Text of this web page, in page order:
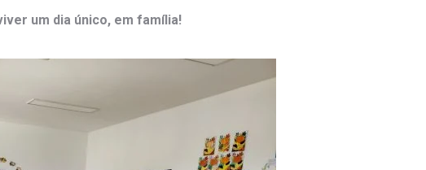
um dia único, em família!